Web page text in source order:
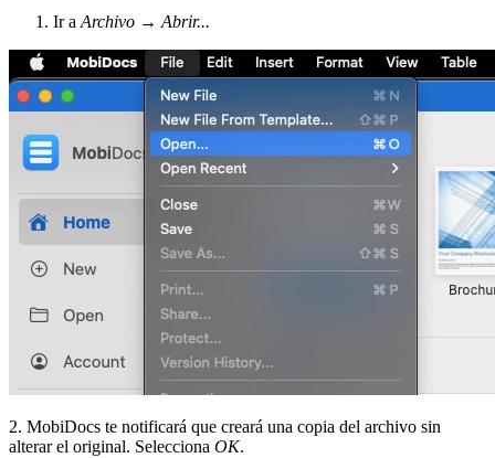
Ir aArchivo →Abrir...
2. MobiDocs te notificará que creará una copia del archivo sin
alterar el original. Selecciona OK.